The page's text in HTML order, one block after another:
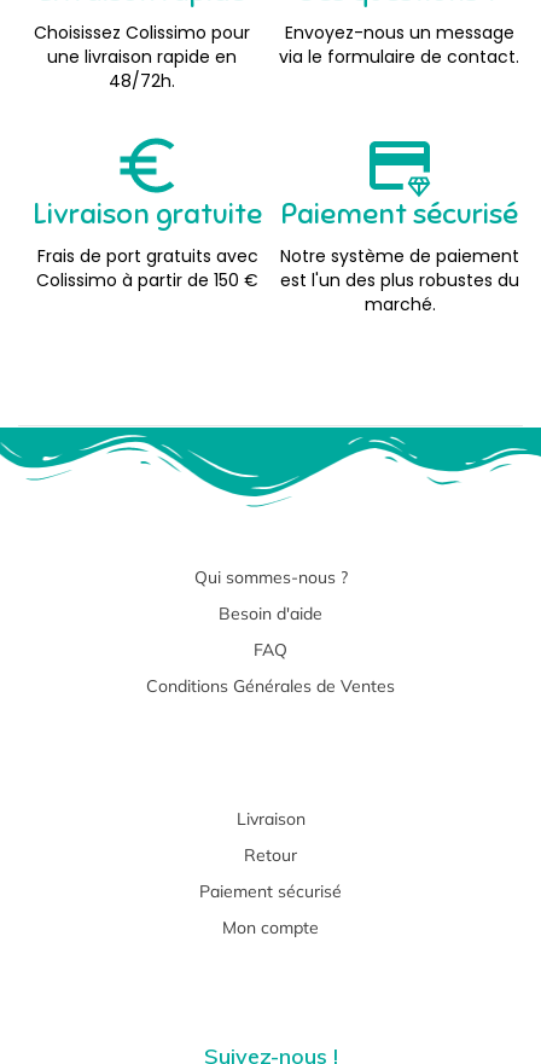
Choisissez Colissimo pour
une livraison rapide en
48/72h.
Envoyez-nous un message
via le formulaire de contact.
Livraison gratuite
Frais de port gratuits avec
Colissimo à partir de 150 €
Paiement sécurisé
Notre système de paiement
est l'un des plus robustes du
marché.
Qui sommes-nous ?
Besoin d'aide
FAQ
Conditions Générales de Ventes
Livraison
Retour
Paiement sécurisé
Mon compte
Suivez-nous !